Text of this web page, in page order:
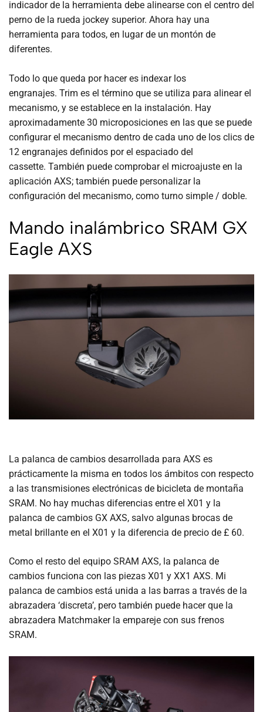
indicador de la herramienta debe alinearse con el centro del
perno de la rueda jockey superior. Ahora hay una
herramienta para todos, en lugar de un montón de
diferentes.
Todo lo que queda por hacer es indexar los
engranajes. Trim es el término que se utiliza para alinear el
mecanismo, y se establece en la instalación. Hay
aproximadamente 30 microposiciones en las que se puede
configurar el mecanismo dentro de cada uno de los clics de
12 engranajes definidos por el espaciado del
cassette. También puede comprobar el microajuste en la
aplicación AXS; también puede personalizar la
configuración del mecanismo, como turno simple / doble.
Mando inalámbrico SRAM GX
Eagle AXS
La palanca de cambios desarrollada para AXS es ​​
prácticamente la misma en todos los ámbitos con respecto
a las transmisiones electrónicas de bicicleta de montaña
SRAM. No hay muchas diferencias entre el X01 y la
palanca de cambios GX AXS, salvo algunas brocas de
metal brillante en el X01 y la diferencia de precio de £ 60.
Como el resto del equipo SRAM AXS, la palanca de
cambios funciona con las piezas X01 y XX1 AXS. Mi
palanca de cambios está unida a las barras a través de la
abrazadera ‘discreta’, pero también puede hacer que la
abrazadera Matchmaker la empareje con sus frenos
SRAM.